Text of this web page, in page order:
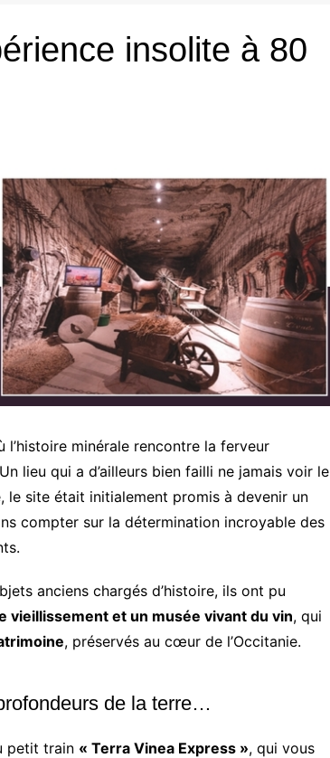
insolite à 80
minérale rencontre la ferveur
lieu qui a d’ailleurs bien failli ne jamais voir le
le site était initialement promis à devenir un
compter sur la détermination incroyable des
anciens chargés d’histoire, ils ont pu
vieillissement et un musée vivant du vin, qui
, préservés au cœur de l’Occitanie.
de la terre…
petit train « Terra Vinea Express », qui vous